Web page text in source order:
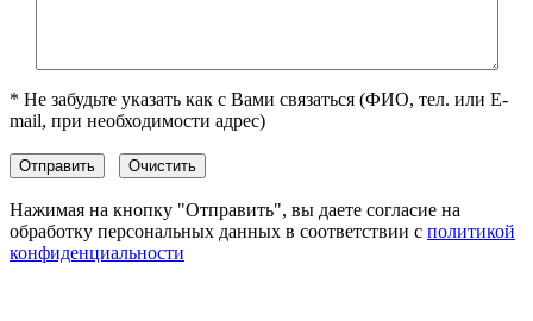
* Не забудьте указать как с Вами связаться (ФИО, тел. или E-
mail, при необходимости адрес)
Нажимая на кнопку "Отправить", вы даете согласие на
обработку персональных данных в соответствии с политикой
конфиденциальности